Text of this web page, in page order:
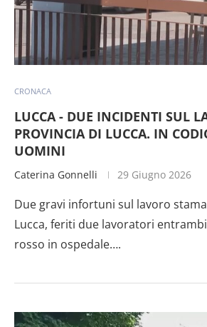
CRONACA
LUCCA - DUE INCIDENTI SUL
PROVINCIA DI LUCCA. IN
UOMINI
Caterina Gonnelli 29 Giugno 2026
Due gravi infortuni sul lavoro
Lucca, feriti due lavoratori
rosso in ospedale….